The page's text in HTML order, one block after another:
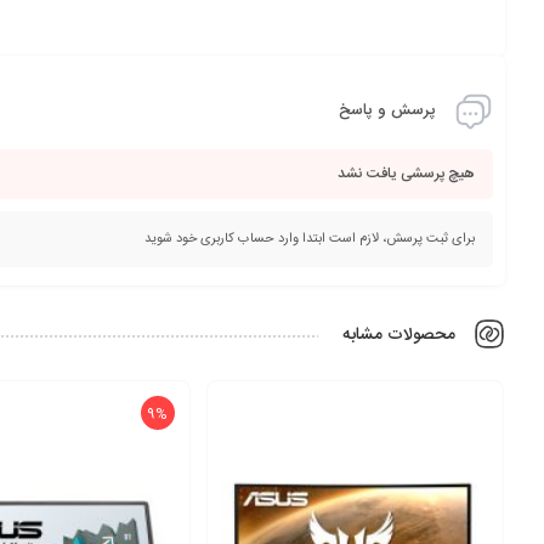
پرسش و پاسخ
هیچ پرسشی یافت نشد
برای ثبت پرسش، لازم است ابتدا وارد حساب کاربری خود شوید
محصولات مشابه
9%